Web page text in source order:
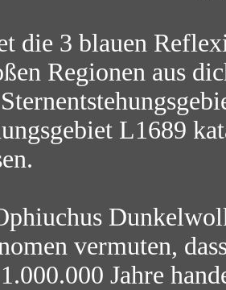
die 3 blauen
Regionen aus
L1689
vermuten,
Jahre